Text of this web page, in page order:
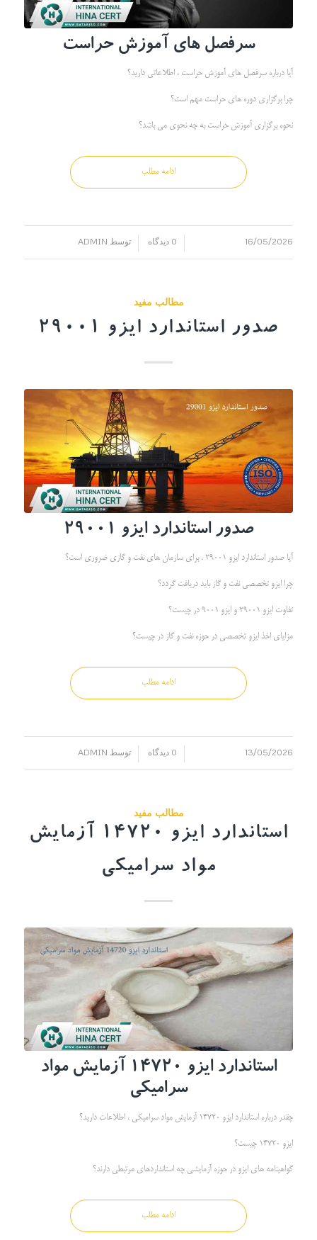
سرفصل های آموزش حراست
آیا درباره سرفصل های آموزش حراست ، اطلاعاتی دارید؟
چرا برگزاری دوره های حراست مهم است؟
نحوه برگزاری آموزش حراست به چه نحوی می باشد؟
ادامه مطلب
16/05/2026 0 دیدگاه توسط ADMIN
مطالب مفید
صدور استاندارد ایزو 29001
صدور استاندارد ایزو 29001
آیا صدور استاندارد ایزو 29001 ، برای سازمان های نفت و گازی ضروری است؟
چرا ایزو تخصصی نفت و گاز باید دریافت گردد؟
تفاوت ایزو 29001 و ایزو 9001 در چیست؟
مزایای اخذ ایزو تخصصی در حوزه نفت و گاز در چیست؟
ادامه مطلب
13/05/2026 0 دیدگاه توسط ADMIN
مطالب مفید
استاندارد ایزو 14720 آزمایش
مواد سرامیکی
استاندارد ایزو 14720 آزمایش مواد
سرامیکی
چقدر درباره استاندارد ایزو 14720 آزمایش مواد سرامیکی ، اطلاعات دارید؟
ایزو 14720 چیست؟
گواهینامه های ایزو در حوزه آزمایشی چه استانداردهای مرتبطی دارند؟
ادامه مطلب